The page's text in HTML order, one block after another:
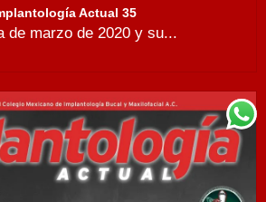
Actual 35
de marzo de 2020 y su...